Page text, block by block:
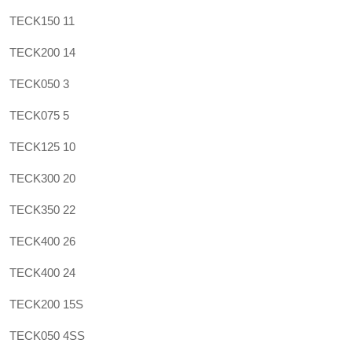
TECK150 11
TECK200 14
TECK050 3
TECK075 5
TECK125 10
TECK300 20
TECK350 22
TECK400 26
TECK400 24
TECK200 15S
TECK050 4SS